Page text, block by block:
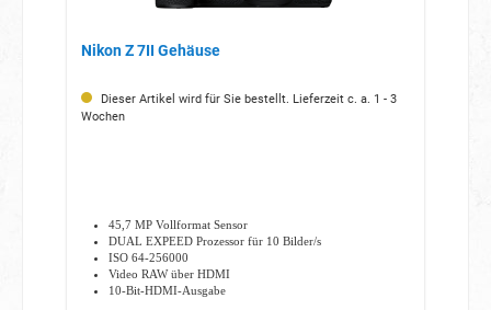
Nikon Z 7II Gehäuse
Dieser Artikel wird für Sie bestellt. Lieferzeit c. a. 1 - 3
Wochen
45,7 MP Vollformat Sensor
DUAL EXPEED Prozessor für 10 Bilder/s
ISO 64-256000
Video RAW über HDMI
10-Bit-HDMI-Ausgabe